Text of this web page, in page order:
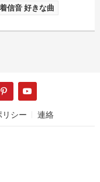
信音 好きな曲
リシー 連絡